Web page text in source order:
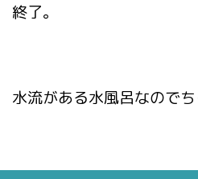
終了。
水流がある水風呂なのでち